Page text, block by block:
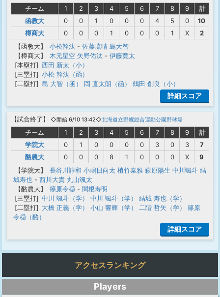
チーム 1 2 3 4 5 6 7 8 9
計
函教大
0 0 1 0 0 0 4 5 0
10
樽商大
0 0 0 1 0 0 0 1 X
2
【函教大】
小松幹汰 - 佐藤琉晴 島大智
【樽商大】
木元星空 矢野佑汰 - 伊藤寛太
[本塁打] 西田 新太（小）
[三塁打] 小松 幹汰（函）
[二塁打] 島 大智（函） 岡 直太朗（函） 鶴田 創良（小）
詳細スコア
【試合終了 】 ◇開始 6/10 13:42◇北海道立野幌総合運動公園野球場
チーム 1 2 3 4 5 6 7 8 9
計
学院大
0 1 0 0 0 0 3 0 3
7
酪農大
0 0 0 8 1 0 0 0 X
9
【学院大】
長谷川諄和 小嶋日向太 植竹泰雅 萩原陽生 中川颯斗 結
城寿也 - 西川大貴 丸山颯太
【酪農大】
篠原令穏 - 関根寿明
[三塁打] 中川 颯斗（学） 中川 颯斗（学）
結城 寿也（学）
[二塁打] 大橋 正義（学） 小山 響輝（学） 二階 哲矢（学）
篠原
令穏（酪）
詳細スコア
アクセスランキング
Players